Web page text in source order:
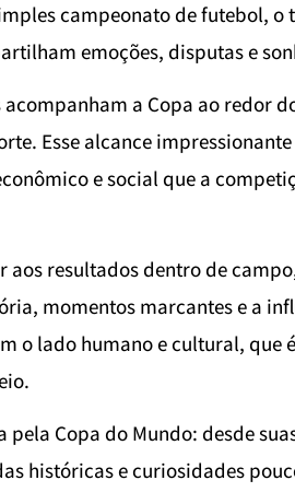
campeonato de futebol, o
emoções, disputas e
a Copa ao redor
Esse alcance
e social que a
aos resultados dentro de
momentos marcantes e a
o lado humano e cultural, que é
Copa do Mundo: desde
históricas e curiosidades